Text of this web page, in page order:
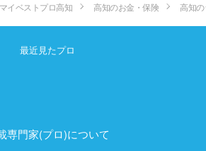
マイベストプロ高知 高知のお金・保険 高知
最近見たプロ
専門家(プロ)について